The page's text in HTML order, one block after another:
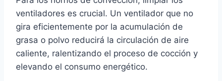
ventiladores es crucial. Un ventilador que no
gira eficientemente por la acumulación de
grasa o polvo reducirá la circulación de aire
caliente, ralentizando el proceso de cocción y
elevando el consumo energético.